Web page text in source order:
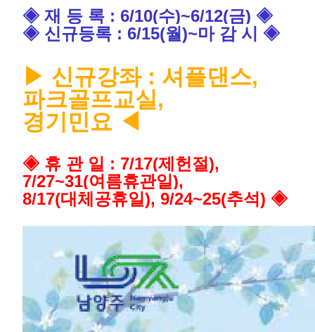
◈ 재 등 록 : 6/10(수)~6/12(금) ◈
◈ 신규등록 : 6/15(월)~마 감 시 ◈
▶ 신규강좌 : 셔플댄스,
파크골프교실,
경기민요 ◀
◈ 휴 관 일 : 7/17(제헌절),
7/27~31(여름휴관일),
8/17(대체공휴일), 9/24~25(추석) ◈